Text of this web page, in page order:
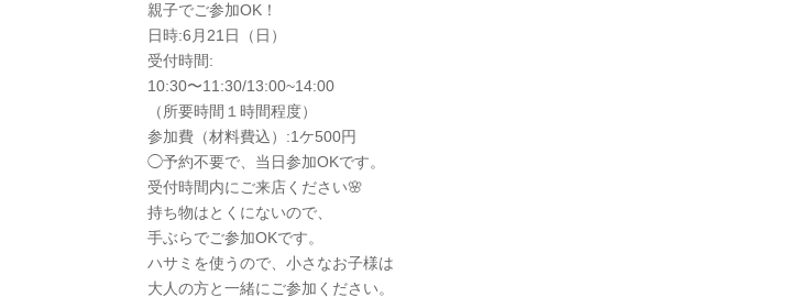
親子でご参加OK！
日時:6月21日（日）
受付時間:
10:30〜11:30/13:00~14:00
（所要時間１時間程度）
参加費（材料費込）:1ケ500円
◯予約不要で、当日参加OKです。
受付時間内にご来店ください🌸
持ち物はとくにないので、
手ぶらでご参加OKです。
ハサミを使うので、小さなお子様は
大人の方と一緒にご参加ください。